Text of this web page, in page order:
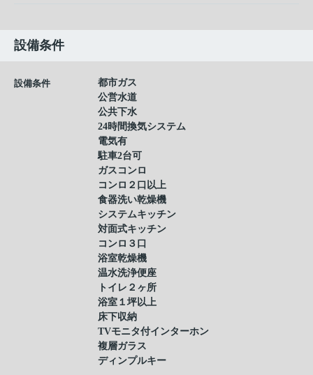
設備条件
設備条件
都市ガス
公営水道
公共下水
24時間換気システム
電気有
駐車2台可
ガスコンロ
コンロ２口以上
食器洗い乾燥機
システムキッチン
対面式キッチン
コンロ３口
浴室乾燥機
温水洗浄便座
トイレ２ヶ所
浴室１坪以上
床下収納
TVモニタ付インターホン
複層ガラス
ディンプルキー